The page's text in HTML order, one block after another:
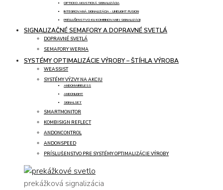
OPTICKO AKUSTICKÁ SIGNALIZÁCIA
INTEGROVANÁ SIGNALIZÁCIA - LINELIGHT FUSION
PRÍSLUŠENSTVO KU KOMBINOVANEJ SIGNALIZÁCII
SIGNALIZAČNÉ SEMAFORY A DOPRAVNÉ SVETLÁ
DOPRAVNÉ SVETLÁ
SEMAFORY WERMA
SYSTÉMY OPTIMALIZÁCIE VÝROBY – ŠTÍHLA VÝROBA
WEASSIST
SYSTÉMY VÝZVY NA AKCIU
ANDONWIRELESS
ANDONLIGHT
SIGNALSET
SMARTMONITOR
KOMBISIGN REFLECT
ANDONCONTROL
ANDONSPEED
PRÍSLUŠENSTVO PRE SYSTÉMY OPTIMALIZÁCIE VÝROBY
prekážková signalizácia